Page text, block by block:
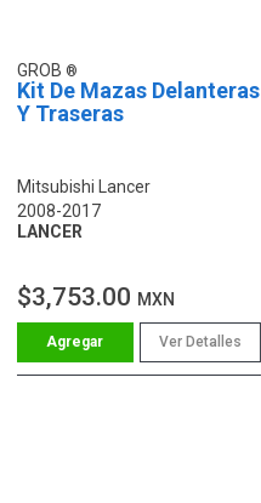
GROB
Kit De Mazas Delanteras
Y Traseras
Mitsubishi Lancer
2008-2017
LANCER
$3,753.00 MXN
Ver Detalles